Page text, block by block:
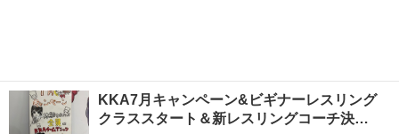
KKA7月キャンペーン&ビギナーレスリング
クラススタート＆新レスリングコーチ決…